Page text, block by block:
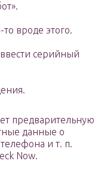
вроде этого.
серийный
предварительную
данные о
и т. п.
Now.